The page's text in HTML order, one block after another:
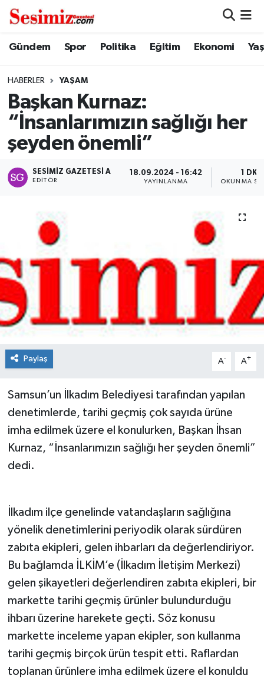
Gündem Spor Politika Eğitim Ekonomi
HABERLER YAŞAM
Başkan Kurnaz:
“İnsanlarımızın sağlığı her
şeyden önemli”
SESIMIZ GAZETESI A
EDITÖR
18.09.2024 - 16:42
YAYINLANMA
1 DK
OKUNMA
Paylaş A- A+
Samsun’un İlkadım Belediyesi tarafından yapılan
denetimlerde, tarihi geçmiş çok sayıda ürüne
imha edilmek üzere el konulurken, Başkan İhsan
Kurnaz, “İnsanlarımızın sağlığı her şeyden önemli”
dedi.
İlkadım ilçe genelinde vatandaşların sağlığına
yönelik denetimlerini periyodik olarak sürdüren
zabıta ekipleri, gelen ihbarları da değerlendiriyor.
Bu bağlamda İLKİM’e (İlkadım İletişim Merkezi)
gelen şikayetleri değerlendiren zabıta ekipleri, bir
markette tarihi geçmiş ürünler bulundurduğu
ihbarı üzerine harekete geçti. Söz konusu
markette inceleme yapan ekipler, son kullanma
tarihi geçmiş birçok ürün tespit etti. Raflardan
toplanan ürünlere imha edilmek üzere el konuldu
Dünya
Ekonomi
Genel
Gündem
Politika
Sağlık
Spor
Teknoloji
Nöbetçi Eczaneler
Namaz Vakitleri
Trafik Durumu
Süper Lig Puan Durumu ve Fikstür
Son Dakika Haberleri
Haber Arşivi